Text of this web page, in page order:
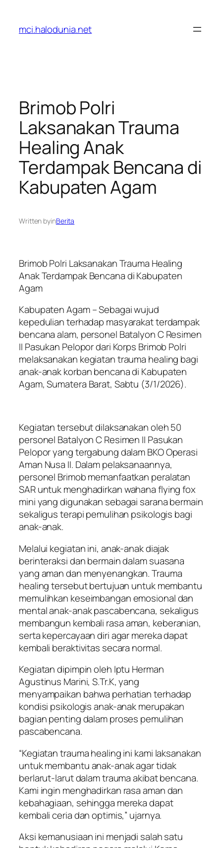
konten
mci.halodunia.net
Brimob Polri
Laksanakan Trauma
Healing Anak
Terdampak Bencana di
Kabupaten Agam
Written byinBerita
Brimob Polri Laksanakan Trauma Healing
Anak Terdampak Bencana di Kabupaten
Agam
Kabupaten Agam – Sebagai wujud
kepedulian terhadap masyarakat terdampak
bencana alam, personel Batalyon C Resimen
II Pasukan Pelopor dari Korps Brimob Polri
melaksanakan kegiatan trauma healing bagi
anak-anak korban bencana di Kabupaten
Agam, Sumatera Barat, Sabtu (3/1/2026).
Kegiatan tersebut dilaksanakan oleh 50
personel Batalyon C Resimen II Pasukan
Pelopor yang tergabung dalam BKO Operasi
Aman Nusa II. Dalam pelaksanaannya,
personel Brimob memanfaatkan peralatan
SAR untuk menghadirkan wahana flying fox
mini yang digunakan sebagai sarana bermain
sekaligus terapi pemulihan psikologis bagi
anak-anak.
Melalui kegiatan ini, anak-anak diajak
berinteraksi dan bermain dalam suasana
yang aman dan menyenangkan. Trauma
healing tersebut bertujuan untuk membantu
memulihkan keseimbangan emosional dan
mental anak-anak pascabencana, sekaligus
membangun kembali rasa aman, keberanian,
serta kepercayaan diri agar mereka dapat
kembali beraktivitas secara normal.
Kegiatan dipimpin oleh Iptu Herman
Agustinus Marini, S.Tr.K, yang
menyampaikan bahwa perhatian terhadap
kondisi psikologis anak-anak merupakan
bagian penting dalam proses pemulihan
pascabencana.
“Kegiatan trauma healing ini kami laksanakan
untuk membantu anak-anak agar tidak
berlarut-larut dalam trauma akibat bencana.
Kami ingin menghadirkan rasa aman dan
kebahagiaan, sehingga mereka dapat
kembali ceria dan optimis,” ujarnya.
Aksi kemanusiaan ini menjadi salah satu